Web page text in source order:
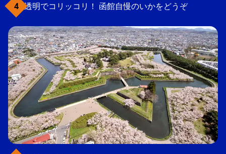
透明でコリッコリ！ 函館自慢のいかをどうぞ